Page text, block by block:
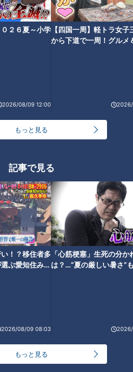
０２６夏～小学
2026/08/09 12:00
【四国一周】軽トラ女子
から下道で一周！グルメ
もっと見る
記事で見る
！？移住者多
ぶ愛知住みた
2026/08/09 08:03
「心筋梗塞」生死の分か
は？…“夏の厳しい暑さ”
もっと見る
選
ランキング